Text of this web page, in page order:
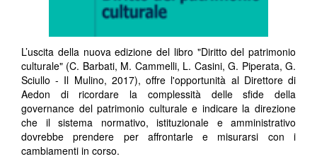
L’uscita della nuova edizione del libro "Diritto del patrimonio
culturale" (C. Barbati, M. Cammelli, L. Casini, G. Piperata, G.
Sciullo - Il Mulino, 2017), offre l'opportunità al Direttore di
Aedon di ricordare la complessità delle sfide della
governance del patrimonio culturale e indicare la direzione
che il sistema normativo, istituzionale e amministrativo
dovrebbe prendere per affrontarle e misurarsi con i
cambiamenti in corso.